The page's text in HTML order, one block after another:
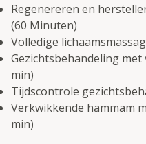
Regenereren en
(60 Minuten)
Volledige
Gezichtsbehandeling
min)
Tijdscontrole
Verkwikkende hammam
min)